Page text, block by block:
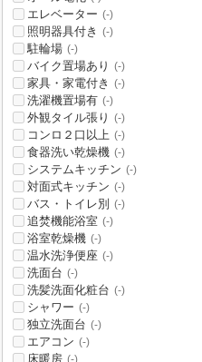
エレベーター (-)
照明器具付き (-)
駐輪場 (-)
バイク置場あり (-)
家具・家電付き (-)
洗濯機置場有 (-)
外観タイル張り (-)
コンロ２口以上 (-)
食器洗い乾燥機 (-)
システムキッチン (-)
対面式キッチン (-)
バス・トイレ別 (-)
追焚機能浴室 (-)
浴室乾燥機 (-)
温水洗浄便座 (-)
洗面台 (-)
洗髪洗面化粧台 (-)
シャワー (-)
独立洗面台 (-)
エアコン (-)
床暖房 (-)